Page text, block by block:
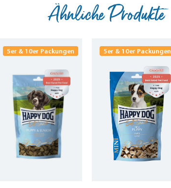
Ähnliche Produkte
5er & 10er Packungen 5er & 10er Packungen